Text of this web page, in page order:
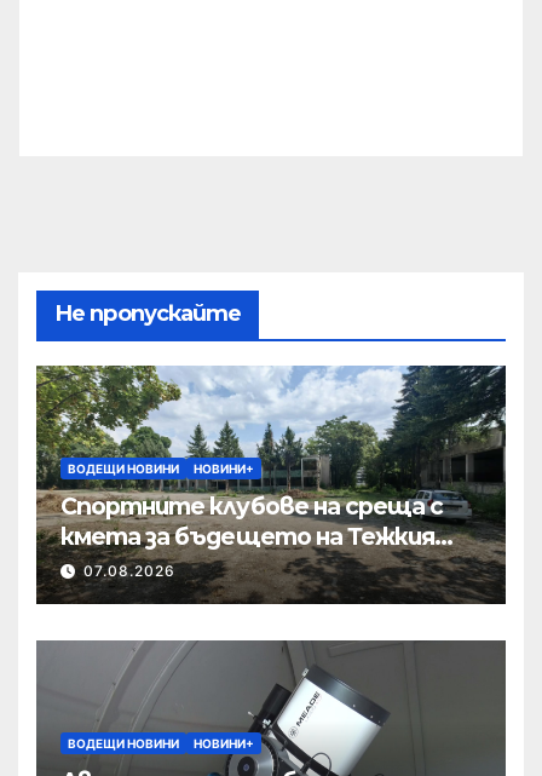
Не пропускайте
ВОДЕЩИ НОВИНИ НОВИНИ+
Спортните клубове на среща с
кмета за бъдещето на Тежкия
полк
07.08.2026
ВОДЕЩИ НОВИНИ НОВИНИ+